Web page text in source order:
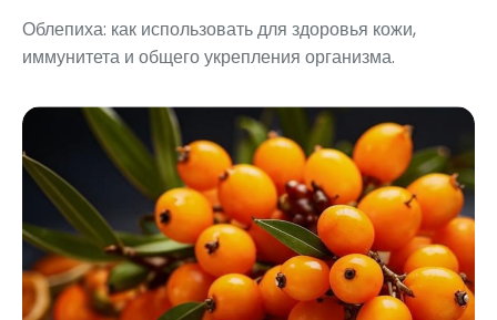
Облепиха: как использовать для здоровья кожи,
иммунитета и общего укрепления организма.